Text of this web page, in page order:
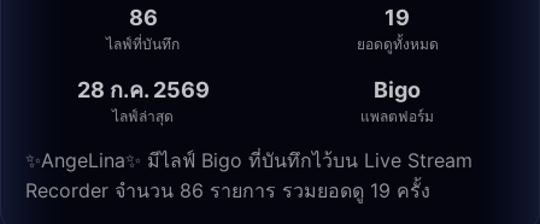
86
ไลฟ์ที่บันทึก
19
ยอดดูทั้งหมด
28 ก.ค. 2569
ไลฟ์ล่าสุด
Bigo
แพลตฟอร์ม
✨AngeLina✨ มีไลฟ์ Bigo ที่บันทึกไว้บน Live Stream
Recorder จำนวน 86 รายการ รวมยอดดู 19 ครั้ง